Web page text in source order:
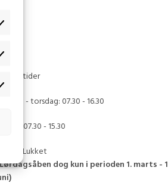
Åbningstider
Mandag - torsdag: 07.30 - 16.30
07.30 - 15.30
Lørdag: Lukket
dog kun i perioden 1. marts - 1